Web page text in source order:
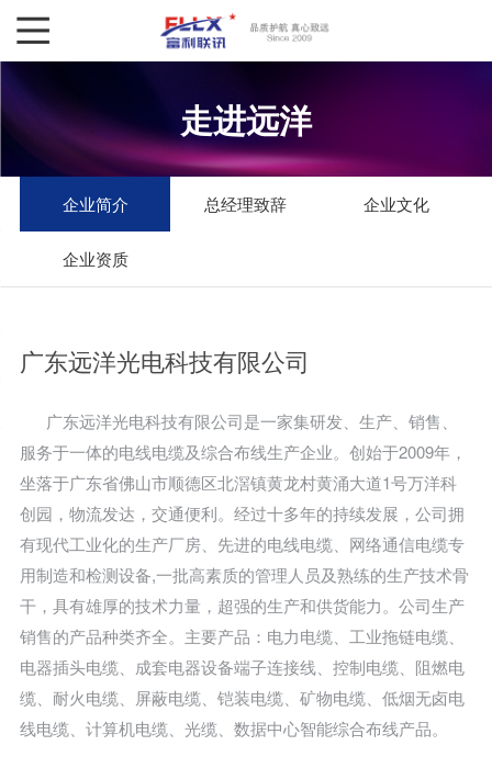
走进远洋
企业简介 总经理致辞 企业文化
企业资质
广东远洋光电科技有限公司
广东远洋光电科技有限公司是一家集研发、生产、销售、
服务于一体的电线电缆及综合布线生产企业。创始于2009年，
坐落于广东省佛山市顺德区北滘镇黄龙村黄涌大道1号万洋科
创园，物流发达，交通便利。经过十多年的持续发展，公司拥
有现代工业化的生产厂房、先进的电线电缆、网络通信电缆专
用制造和检测设备,一批高素质的管理人员及熟练的生产技术骨
干，具有雄厚的技术力量，超强的生产和供货能力。公司生产
销售的产品种类齐全。主要产品：电力电缆、工业拖链电缆、
电器插头电缆、成套电器设备端子连接线、控制电缆、阻燃电
缆、耐火电缆、屏蔽电缆、铠装电缆、矿物电缆、低烟无卤电
线电缆、计算机电缆、光缆、数据中心智能综合布线产品。